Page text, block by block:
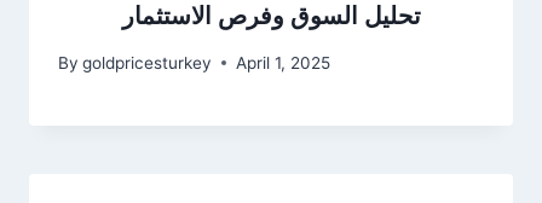
تحليل السوق وفرص الاستثمار
By goldpricesturkey April 1, 2025